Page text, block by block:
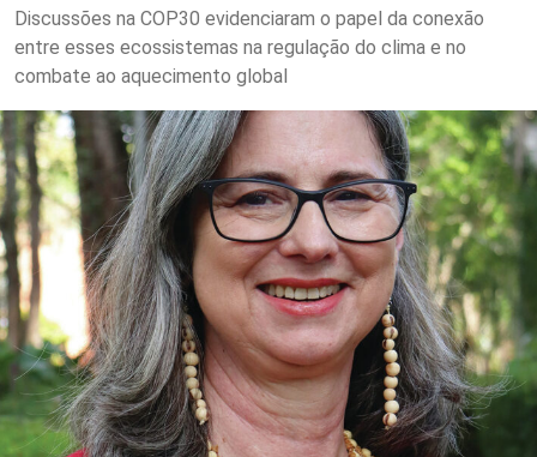
Discussões na COP30 evidenciaram o papel da conexão
entre esses ecossistemas na regulação do clima e no
combate ao aquecimento global